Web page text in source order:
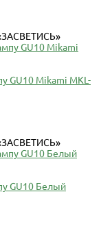
GU10 Mikami MKL-
GU10 Белый